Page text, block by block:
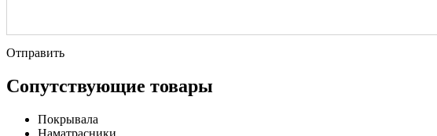
Отправить
Сопутствующие товары
Покрывала